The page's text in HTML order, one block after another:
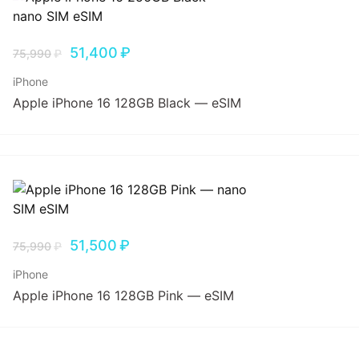
75,990₽ 51,400₽
iPhone
Apple iPhone 16 128GB Black — eSIM
75,990₽ 51,500₽
iPhone
Apple iPhone 16 128GB Pink — eSIM